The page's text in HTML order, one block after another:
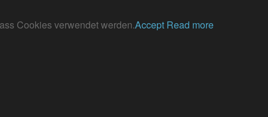
Cookies verwendet werden.Accept Read more